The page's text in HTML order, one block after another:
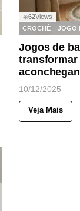
◉62Views
CROCHÊ
JOGO
Jogos de
transformar
10/12/2025
Veja Mais